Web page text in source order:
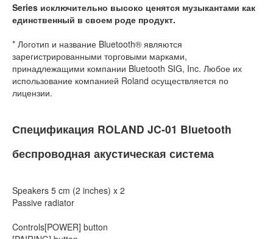
Series исключительно высоко ценятся музыкантами как
единственный в своем роде продукт.
* Логотип и название Bluetooth® являются
зарегистрированными торговыми марками,
принадлежащими компании Bluetooth SIG, Inc. Любое их
использование компанией Roland осуществляется по
лицензии.
Спецификация ROLAND JC-01 Bluetooth
беспроводная акустическая система
Speakers 5 cm (2 inches) x 2
Passive radiator
Controls[POWER] button